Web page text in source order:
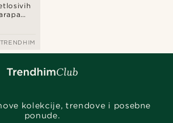
TRENDHIM
kolekcije, trendove i posebne
ponude.